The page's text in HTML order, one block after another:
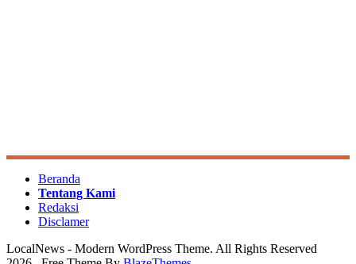
Beranda
Tentang Kami
Redaksi
Disclamer
LocalNews - Modern WordPress Theme. All Rights Reserved